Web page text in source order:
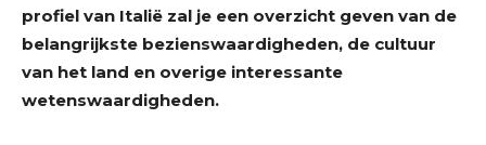
profiel van Italië zal je een overzicht geven van de
belangrijkste bezienswaardigheden, de cultuur
van het land en overige interessante
wetenswaardigheden.